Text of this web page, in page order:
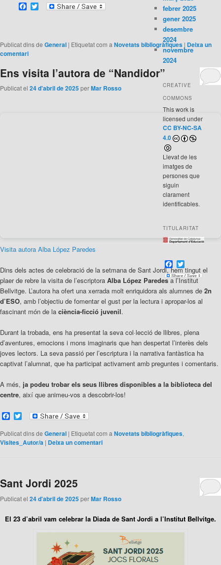
Facebook
Twitter
Publicat dins de General | Etiquetat com a Novetats bibliogràfiques | Deixa un
comentari
Ens visita l’autora de “Nandidor”
Publicat el 24 d'abril de 2025perMar Rosso
Visita autora Alba López Paredes
Dins dels actes de celebració de la setmana de Sant Jordi, hem tingut el
plaer de rebre la visita de l’escriptora Alba López Paredesa l’Institut
Bellvitge. L’autora ha ofert una xerrada molt enriquidora als alumnes de 2n
d’ESO, amb l’objectiu de fomentar el gust per la lectura i apropar-los al
fascinant món de la ciència-ficció juvenil.
Durant la trobada, ens ha presentat la seva col·lecció de llibres, plena
d’aventures, emocions i mons imaginaris que han despertat l’interès dels
joves lectors. La seva passió per l’escriptura i la narrativa fantàstica ha
captivat l’alumnat, que ha participat activament amb preguntes i comentaris.
A més, ja podeu trobar els seus llibres disponibles a la biblioteca del
centre, així que animeu-vos a descobrir-los!
Facebook
Twitter
Publicat dins de General | Etiquetat com a Novetats bibliogràfiques,
Visites_Autor/a | Deixa un comentari
Sant Jordi 2025
Publicat el 24 d'abril de 2025perMar Rosso
El 23 d’abril vam celebrar la Diada de Sant Jordi a l’Institut Bellvitge.
febrer 2025
gener 2025
desembre
2024
novembre
2024
CREATIVE
COMMONS
This work is
licensed under
CC BY-NC-SA
4.0
Llevat de les
imatges de
persones que
siguin
clarament
identificables.
TITULARITAT
F
a
c
e
b
o
T
w
i
t
t
e